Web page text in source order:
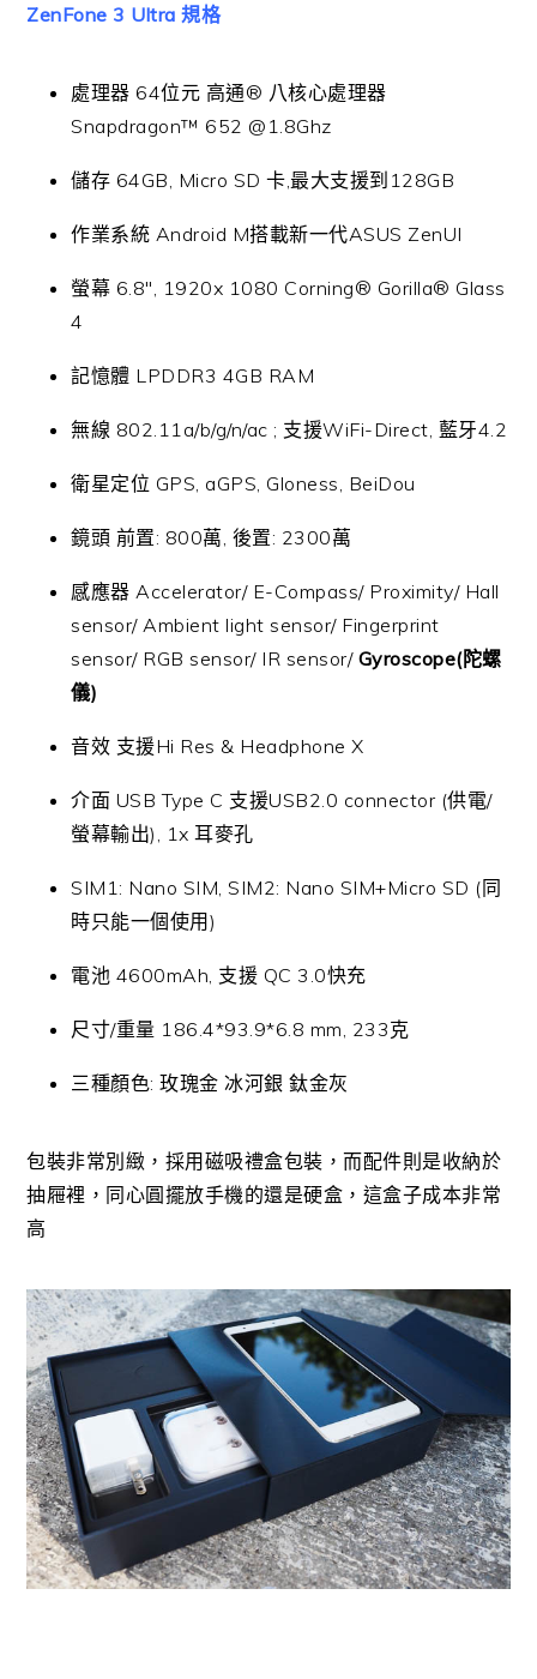
ZenFone 3 Ultra 規格
處理器 64位元 高通® 八核心處理器
Snapdragon™ 652 @1.8Ghz
儲存 64GB, Micro SD 卡,最大支援到128GB
作業系統 Android M搭載新一代ASUS ZenUI
螢幕 6.8″, 1920x 1080 Corning® Gorilla® Glass
4
記憶體 LPDDR3 4GB RAM
無線 802.11a/b/g/n/ac ; 支援WiFi-Direct, 藍牙4.2
衛星定位 GPS, aGPS, Gloness, BeiDou
鏡頭 前置: 800萬, 後置: 2300萬
感應器 Accelerator/ E-Compass/ Proximity/ Hall
sensor/ Ambient light sensor/ Fingerprint
sensor/ RGB sensor/ IR sensor/ Gyroscope(陀螺
儀)
音效 支援Hi Res & Headphone X
介面 USB Type C 支援USB2.0 connector (供電/
螢幕輸出), 1x 耳麥孔
SIM1: Nano SIM, SIM2: Nano SIM+Micro SD (同
時只能一個使用)
電池 4600mAh, 支援 QC 3.0快充
尺寸/重量 186.4*93.9*6.8 mm, 233克
三種顏色: 玫瑰金 冰河銀 鈦金灰
包裝非常別緻，採用磁吸禮盒包裝，而配件則是收納於
抽屜裡，同心圓擺放手機的還是硬盒，這盒子成本非常
高